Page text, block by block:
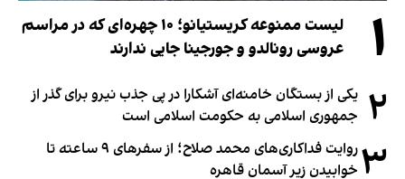
۱
لیست ممنوعه کریستیانو؛ ۱۰ چهره‌ای که در مراسم
عروسی رونالدو و جورجینا جایی ندارند
۲ یکی از بستگان خامنه‌ای آشکارا در پی جذب نیرو برای گذر از
جمهوری اسلامی به حکومت اسلامی است
۳
روایت فداکاری‌های محمد صلاح؛ از سفرهای ۹ ساعته تا
خوابیدن زیر آسمان قاهره